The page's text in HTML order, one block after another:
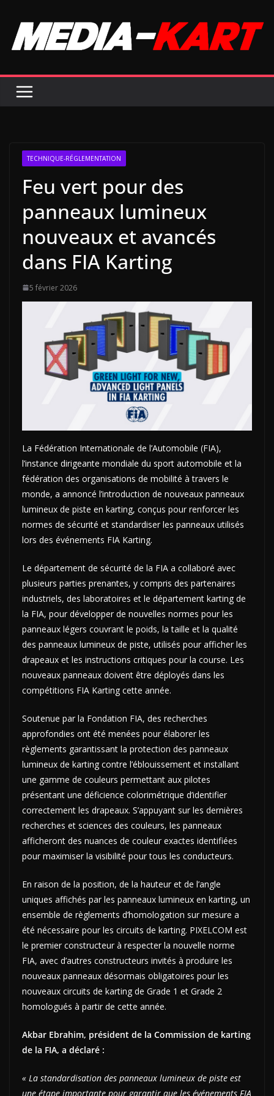
contenu
TECHNIQUE-RÉGLEMENTATION
Feu vert pour des
panneaux lumineux
nouveaux et avancés
dans FIA Karting
5 février 2026
La Fédération Internationale de l’Automobile (FIA),
l’instance dirigeante mondiale du sport automobile et la
fédération des organisations de mobilité à travers le
monde, a annoncé l’introduction de nouveaux panneaux
lumineux de piste en karting, conçus pour renforcer les
normes de sécurité et standardiser les panneaux utilisés
lors des événements FIA Karting.
Le département de sécurité de la FIA a collaboré avec
plusieurs parties prenantes, y compris des partenaires
industriels, des laboratoires et le département karting de
la FIA, pour développer de nouvelles normes pour les
panneaux légers couvrant le poids, la taille et la qualité
des panneaux lumineux de piste, utilisés pour afficher les
drapeaux et les instructions critiques pour la course. Les
nouveaux panneaux doivent être déployés dans les
compétitions FIA Karting cette année.
Soutenue par la Fondation FIA, des recherches
approfondies ont été menées pour élaborer les
règlements garantissant la protection des panneaux
lumineux de karting contre l’éblouissement et installant
une gamme de couleurs permettant aux pilotes
présentant une déficience colorimétrique d’identifier
correctement les drapeaux. S’appuyant sur les dernières
recherches et sciences des couleurs, les panneaux
afficheront des nuances de couleur exactes identifiées
pour maximiser la visibilité pour tous les conducteurs.
En raison de la position, de la hauteur et de l’angle
uniques affichés par les panneaux lumineux en karting, un
ensemble de règlements d’homologation sur mesure a
été nécessaire pour les circuits de karting. PIXELCOM est
le premier constructeur à respecter la nouvelle norme
FIA, avec d’autres constructeurs invités à produire les
nouveaux panneaux désormais obligatoires pour les
nouveaux circuits de karting de Grade 1 et Grade 2
homologués à partir de cette année.
Akbar Ebrahim, président de la Commission de karting
de la FIA, a déclaré :
« La standardisation des panneaux lumineux de piste est
une étape importante pour garantir que les événements FIA